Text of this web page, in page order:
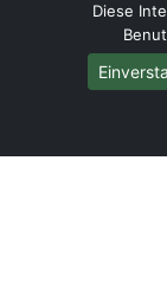
Umzug von
Umzug von
Umzug von
Umzug von
Umzug von
Umzug von
Diese